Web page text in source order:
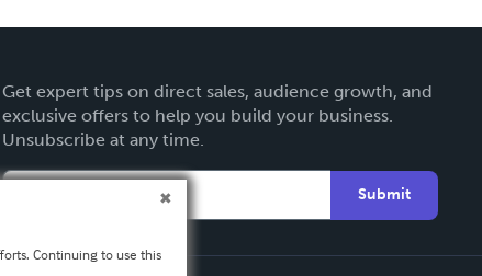
Get expert tips on direct sales, audience growth, and
exclusive offers to help you build your business.
Unsubscribe at any time.
Submit
Continuing to use this